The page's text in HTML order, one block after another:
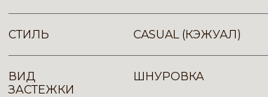
СТИЛЬ CASUAL (КЭЖУАЛ)
ВИД
ЗАСТЕЖКИ
ШНУРОВКА